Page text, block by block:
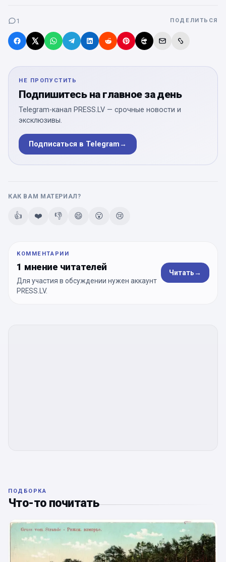
1 ПОДЕЛИТЬСЯ
НЕ ПРОПУСТИТЬ
Подпишитесь на главное за день
Telegram-канал PRESS.LV — срочные новости и
эксклюзивы.
Подписаться в Telegram→
КАК ВАМ МАТЕРИАЛ?
👍 ❤️ 👎 😄 😮 😢
КОММЕНТАРИИ
1 мнение читателей
Для участия в обсуждении нужен аккаунт
PRESS.LV.
Читать→
ПОДБОРКА
Что-то почитать